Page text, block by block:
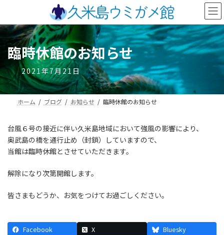
テ
キ
ッ
プ
ゲ
に
移
動
臨時休館のお知らせ
2021年7月21日
ホーム ブログ お知らせ 臨時休館のお知らせ
台風６号の接近に伴い久米島地域において強風の影響により、
奥武島の橋を通行止め（封鎖）していますので、
当館は臨時休館とさせていただきます。
解除になり次第開館します。
皆さまもどうか、お気をつけてお過ごしください。
Facebook X
Bluesky